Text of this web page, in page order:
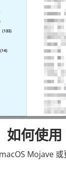
如何使
Mojave